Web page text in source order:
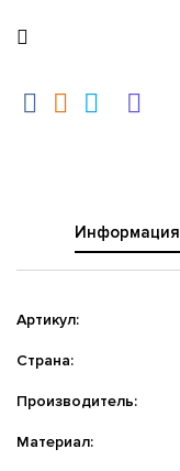
Информация
Артикул:
Страна:
Производитель:
Материал: